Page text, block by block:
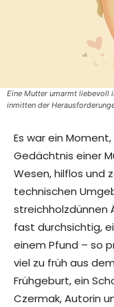
Eine Mutter umarmt liebevoll
inmitten der
Es war ein
Gedächtnis einer
Wesen, hilflos und
technischen
streichholzdünnen
fast durchsichtig,
einem Pfund – so
viel zu früh aus
Frühgeburt, ein
Czermak, Autorin